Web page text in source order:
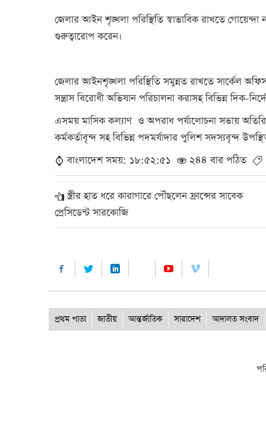
জেলার আইন শৃঙ্খলা পরিস্থিতি স্বাভাবিক রাখতে
গুরুত্বারোপ করেন।
জেলার আইনশৃঙ্খলা পরিস্থিতি সমুন্নত রাখতে সার্কেল
সন্ত্রাস বিরোধী অভিযান পরিচালনা করাসহ বিভিন্ন দিক-
এসময় মাসিক কল্যাণ ও অপরাধ পর্যালোচনা সভায়
কর্মকর্তাবৃন্দ সহ বিভিন্ন পদমর্যাদার পুলিশ সদস্যবৃন্দ
বাংলাদেশ সময়: ১৮:৫২:৫১
২৪৪ বার পঠিত
স্ত্রীর হাত ধরে কারাগারে পৌঁছলেন ফ্রান্সের সাবেক
প্রেসিডেন্ট সারকোজি
প্রথম পাতা জাতীয় আন্তর্জাতিক সারাদেশ আদালত সংবাদ